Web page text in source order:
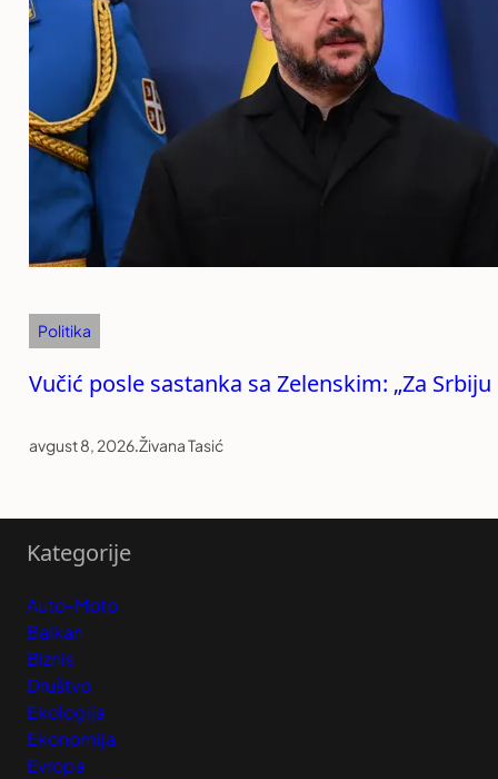
Politika
Vučić posle sastanka sa Zelenskim: „Za
avgust 8, 2026.Živana Tasić
Kategorije
Auto-Moto
Balkan
Biznis
Društvo
Ekologija
Ekonomija
Evropa